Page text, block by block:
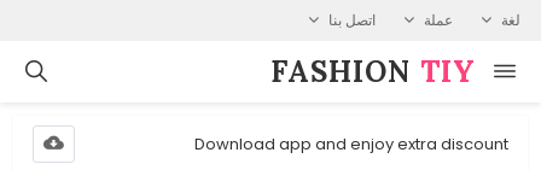
لغة عملة اتصل بنا
FASHION⁠ TIY
Download app and enjoy extra discount